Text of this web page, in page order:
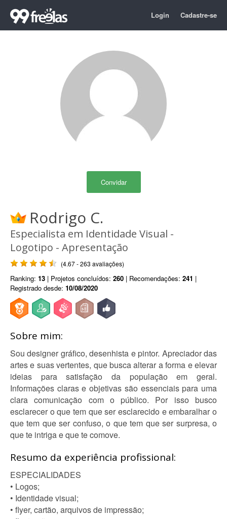
Login Cadastre-se
Convidar
Rodrigo C.
Especialista em Identidade Visual -
Logotipo - Apresentação
(4.67 - 263 avaliações)
Ranking: 13 | Projetos concluídos: 260 | Recomendações: 241 |
Registrado desde: 10/08/2020
Sobre mim:
Sou designer gráfico, desenhista e pintor. Apreciador das
artes e suas vertentes, que busca alterar a forma e elevar
ideias para satisfação da população em geral.
Informações claras e objetivas são essenciais para uma
clara comunicação com o público. Por isso busco
esclarecer o que tem que ser esclarecido e embaralhar o
que tem que ser confuso, o que tem que ser surpresa, o
que te intriga e que te comove.
Resumo da experiência profissional:
ESPECIALIDADES
• Logos;
• Identidade visual;
• flyer, cartão, arquivos de impressão;